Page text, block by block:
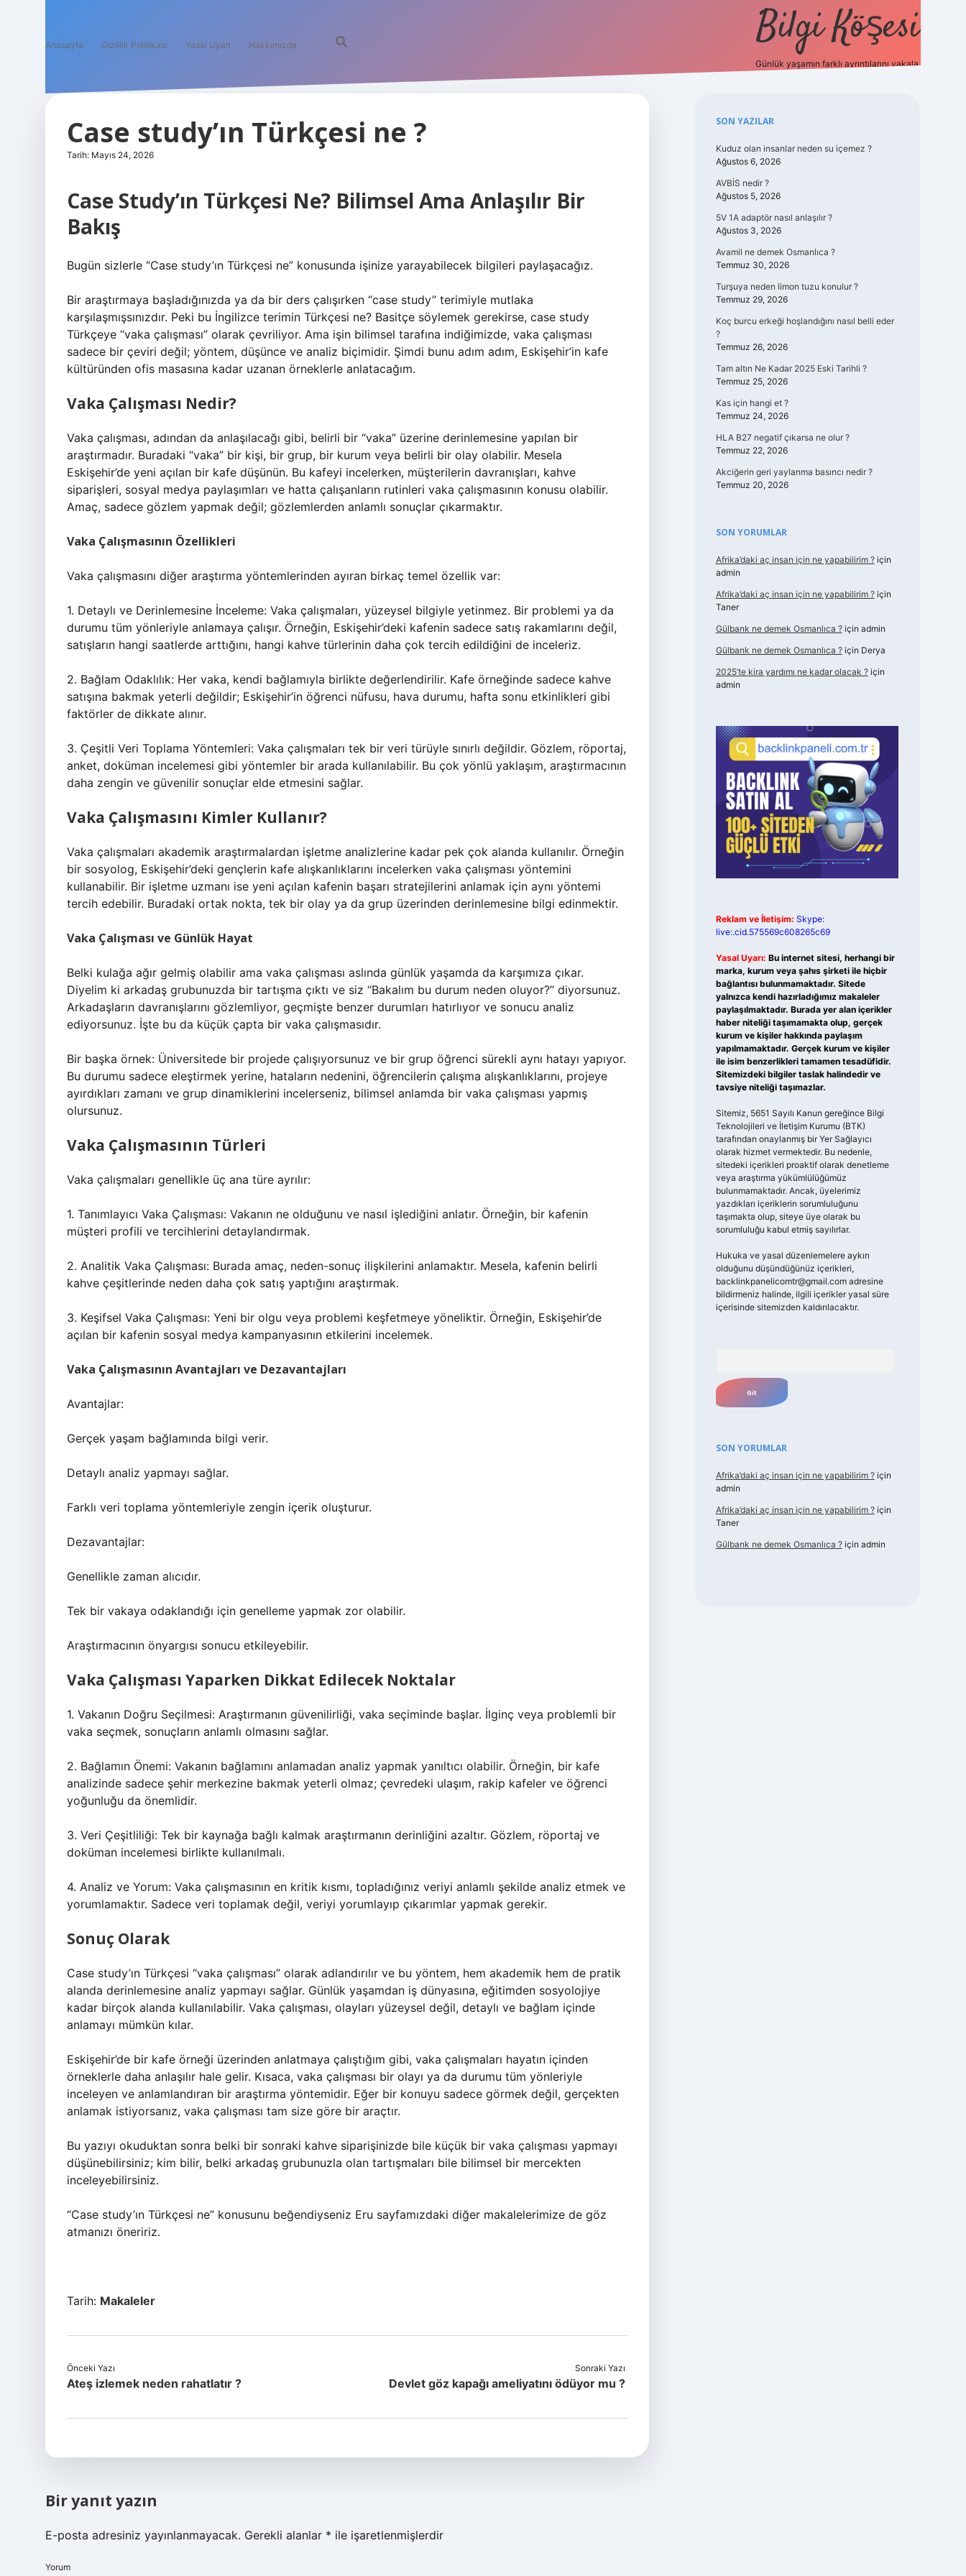
Anasayfa Gizlilik Politikası Yasal Uyarı Hakkımızda Bilgi Köşesi
Günlük yaşamın farklı ayrıntılarını yakala.
Case study’ın Türkçesi ne ?
Tarih: Mayıs 24, 2026
Case Study’ın Türkçesi Ne? Bilimsel Ama Anlaşılır Bir
Bakış
Bugün sizlerle “Case study’ın Türkçesi ne” konusunda işinize yarayabilecek bilgileri paylaşacağız.
Bir araştırmaya başladığınızda ya da bir ders çalışırken “case study” terimiyle mutlaka
karşılaşmışsınızdır. Peki bu İngilizce terimin Türkçesi ne? Basitçe söylemek gerekirse, case study
Türkçeye “vaka çalışması” olarak çevriliyor. Ama işin bilimsel tarafına indiğimizde, vaka çalışması
sadece bir çeviri değil; yöntem, düşünce ve analiz biçimidir. Şimdi bunu adım adım, Eskişehir’in kafe
kültüründen ofis masasına kadar uzanan örneklerle anlatacağım.
Vaka Çalışması Nedir?
Vaka çalışması, adından da anlaşılacağı gibi, belirli bir “vaka” üzerine derinlemesine yapılan bir
araştırmadır. Buradaki “vaka” bir kişi, bir grup, bir kurum veya belirli bir olay olabilir. Mesela
Eskişehir’de yeni açılan bir kafe düşünün. Bu kafeyi incelerken, müşterilerin davranışları, kahve
siparişleri, sosyal medya paylaşımları ve hatta çalışanların rutinleri vaka çalışmasının konusu olabilir.
Amaç, sadece gözlem yapmak değil; gözlemlerden anlamlı sonuçlar çıkarmaktır.
Vaka Çalışmasının Özellikleri
Vaka çalışmasını diğer araştırma yöntemlerinden ayıran birkaç temel özellik var:
1. Detaylı ve Derinlemesine İnceleme: Vaka çalışmaları, yüzeysel bilgiyle yetinmez. Bir problemi ya da
durumu tüm yönleriyle anlamaya çalışır. Örneğin, Eskişehir’deki kafenin sadece satış rakamlarını değil,
satışların hangi saatlerde arttığını, hangi kahve türlerinin daha çok tercih edildiğini de inceleriz.
2. Bağlam Odaklılık: Her vaka, kendi bağlamıyla birlikte değerlendirilir. Kafe örneğinde sadece kahve
satışına bakmak yeterli değildir; Eskişehir’in öğrenci nüfusu, hava durumu, hafta sonu etkinlikleri gibi
faktörler de dikkate alınır.
3. Çeşitli Veri Toplama Yöntemleri: Vaka çalışmaları tek bir veri türüyle sınırlı değildir. Gözlem, röportaj,
anket, doküman incelemesi gibi yöntemler bir arada kullanılabilir. Bu çok yönlü yaklaşım, araştırmacının
daha zengin ve güvenilir sonuçlar elde etmesini sağlar.
Vaka Çalışmasını Kimler Kullanır?
Vaka çalışmaları akademik araştırmalardan işletme analizlerine kadar pek çok alanda kullanılır. Örneğin
bir sosyolog, Eskişehir’deki gençlerin kafe alışkanlıklarını incelerken vaka çalışması yöntemini
kullanabilir. Bir işletme uzmanı ise yeni açılan kafenin başarı stratejilerini anlamak için aynı yöntemi
tercih edebilir. Buradaki ortak nokta, tek bir olay ya da grup üzerinden derinlemesine bilgi edinmektir.
Vaka Çalışması ve Günlük Hayat
Belki kulağa ağır gelmiş olabilir ama vaka çalışması aslında günlük yaşamda da karşımıza çıkar.
Diyelim ki arkadaş grubunuzda bir tartışma çıktı ve siz “Bakalım bu durum neden oluyor?” diyorsunuz.
Arkadaşların davranışlarını gözlemliyor, geçmişte benzer durumları hatırlıyor ve sonucu analiz
ediyorsunuz. İşte bu da küçük çapta bir vaka çalışmasıdır.
Bir başka örnek: Üniversitede bir projede çalışıyorsunuz ve bir grup öğrenci sürekli aynı hatayı yapıyor.
Bu durumu sadece eleştirmek yerine, hataların nedenini, öğrencilerin çalışma alışkanlıklarını, projeye
ayırdıkları zamanı ve grup dinamiklerini incelerseniz, bilimsel anlamda bir vaka çalışması yapmış
olursunuz.
Vaka Çalışmasının Türleri
Vaka çalışmaları genellikle üç ana türe ayrılır:
1. Tanımlayıcı Vaka Çalışması: Vakanın ne olduğunu ve nasıl işlediğini anlatır. Örneğin, bir kafenin
müşteri profili ve tercihlerini detaylandırmak.
2. Analitik Vaka Çalışması: Burada amaç, neden-sonuç ilişkilerini anlamaktır. Mesela, kafenin belirli
kahve çeşitlerinde neden daha çok satış yaptığını araştırmak.
3. Keşifsel Vaka Çalışması: Yeni bir olgu veya problemi keşfetmeye yöneliktir. Örneğin, Eskişehir’de
açılan bir kafenin sosyal medya kampanyasının etkilerini incelemek.
Vaka Çalışmasının Avantajları ve Dezavantajları
Avantajlar:
Gerçek yaşam bağlamında bilgi verir.
Detaylı analiz yapmayı sağlar.
Farklı veri toplama yöntemleriyle zengin içerik oluşturur.
Dezavantajlar:
Genellikle zaman alıcıdır.
Tek bir vakaya odaklandığı için genelleme yapmak zor olabilir.
Araştırmacının önyargısı sonucu etkileyebilir.
Vaka Çalışması Yaparken Dikkat Edilecek Noktalar
1. Vakanın Doğru Seçilmesi: Araştırmanın güvenilirliği, vaka seçiminde başlar. İlginç veya problemli bir
vaka seçmek, sonuçların anlamlı olmasını sağlar.
2. Bağlamın Önemi: Vakanın bağlamını anlamadan analiz yapmak yanıltıcı olabilir. Örneğin, bir kafe
analizinde sadece şehir merkezine bakmak yeterli olmaz; çevredeki ulaşım, rakip kafeler ve öğrenci
yoğunluğu da önemlidir.
3. Veri Çeşitliliği: Tek bir kaynağa bağlı kalmak araştırmanın derinliğini azaltır. Gözlem, röportaj ve
doküman incelemesi birlikte kullanılmalı.
4. Analiz ve Yorum: Vaka çalışmasının en kritik kısmı, topladığınız veriyi anlamlı şekilde analiz etmek ve
yorumlamaktır. Sadece veri toplamak değil, veriyi yorumlayıp çıkarımlar yapmak gerekir.
Sonuç Olarak
Case study’ın Türkçesi “vaka çalışması” olarak adlandırılır ve bu yöntem, hem akademik hem de pratik
alanda derinlemesine analiz yapmayı sağlar. Günlük yaşamdan iş dünyasına, eğitimden sosyolojiye
kadar birçok alanda kullanılabilir. Vaka çalışması, olayları yüzeysel değil, detaylı ve bağlam içinde
anlamayı mümkün kılar.
Eskişehir’de bir kafe örneği üzerinden anlatmaya çalıştığım gibi, vaka çalışmaları hayatın içinden
örneklerle daha anlaşılır hale gelir. Kısaca, vaka çalışması bir olayı ya da durumu tüm yönleriyle
inceleyen ve anlamlandıran bir araştırma yöntemidir. Eğer bir konuyu sadece görmek değil, gerçekten
anlamak istiyorsanız, vaka çalışması tam size göre bir araçtır.
Bu yazıyı okuduktan sonra belki bir sonraki kahve siparişinizde bile küçük bir vaka çalışması yapmayı
düşünebilirsiniz; kim bilir, belki arkadaş grubunuzla olan tartışmaları bile bilimsel bir mercekten
inceleyebilirsiniz.
“Case study’ın Türkçesi ne” konusunu beğendiyseniz Eru sayfamızdaki diğer makalelerimize de göz
atmanızı öneririz.
Tarih: Makaleler
Önceki Yazı
Ateş izlemek neden rahatlatır ?
Sonraki Yazı
Devlet göz kapağı ameliyatını ödüyor mu ?
Bir yanıt yazın
E-posta adresiniz yayınlanmayacak. Gerekli alanlar * ile işaretlenmişlerdir
Yorum
Sidebar
SON YAZILAR
Kuduz olan insanlar neden su içemez ?
Ağustos 6, 2026
AVBİS nedir ?
Ağustos 5, 2026
5V 1A adaptör nasıl anlaşılır ?
Ağustos 3, 2026
Avamil ne demek Osmanlıca ?
Temmuz 30, 2026
Turşuya neden limon tuzu konulur ?
Temmuz 29, 2026
Koç burcu erkeği hoşlandığını nasıl belli eder
?
Temmuz 26, 2026
Tam altın Ne Kadar 2025 Eski Tarihli ?
Temmuz 25, 2026
Kas için hangi et ?
Temmuz 24, 2026
HLA B27 negatif çıkarsa ne olur ?
Temmuz 22, 2026
Akciğerin geri yaylanma basıncı nedir ?
Temmuz 20, 2026
SON YORUMLAR
Afrika’daki aç insan için ne yapabilirim ?için
admin
Afrika’daki aç insan için ne yapabilirim ?için
Taner
Gülbank ne demek Osmanlıca ?için admin
Gülbank ne demek Osmanlıca ?için Derya
2025’te kira yardımı ne kadar olacak ?için
admin
Reklam ve İletişim: Skype:
live:.cid.575569c608265c69
Yasal Uyarı: Bu internet sitesi, herhangi bir
marka, kurum veya şahıs şirketi ile hiçbir
bağlantısı bulunmamaktadır. Sitede
yalnızca kendi hazırladığımız makaleler
paylaşılmaktadır. Burada yer alan içerikler
haber niteliği taşımamakta olup, gerçek
kurum ve kişiler hakkında paylaşım
yapılmamaktadır. Gerçek kurum ve kişiler
ile isim benzerlikleri tamamen tesadüfidir.
Sitemizdeki bilgiler taslak halindedir ve
tavsiye niteliği taşımazlar.
Sitemiz, 5651 Sayılı Kanun gereğince Bilgi
Teknolojileri ve İletişim Kurumu (BTK)
tarafından onaylanmış bir Yer Sağlayıcı
olarak hizmet vermektedir. Bu nedenle,
sitedeki içerikleri proaktif olarak denetleme
veya araştırma yükümlülüğümüz
bulunmamaktadır. Ancak, üyelerimiz
yazdıkları içeriklerin sorumluluğunu
taşımakta olup, siteye üye olarak bu
sorumluluğu kabul etmiş sayılırlar.
Hukuka ve yasal düzenlemelere aykırı
olduğunu düşündüğünüz içerikleri,
backlinkpanelicomtr@gmail.comadresine
bildirmeniz halinde, ilgili içerikler yasal süre
içerisinde sitemizden kaldırılacaktır.
SON YORUMLAR
Afrika’daki aç insan için ne yapabilirim ?için
admin
Afrika’daki aç insan için ne yapabilirim ?için
Taner
Gülbank ne demek Osmanlıca ?için admin